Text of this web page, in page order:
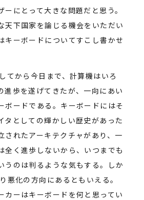
にとって大きな問題だと思う。
天下国家を論じる機会をいただい
キーボードについてすこし書かせ
てから今日まで、計算機はいろ
進歩を遂げてきたが、一向にあい
ボードである。キーボードにはそ
タとしての輝かしい歴史があった
されたアーキテクチャがあり、一
全く進歩しないから、いつまでも
うのは判るような気もする。しか
悪化の方向にあるともいえる。
カーはキーボードを何と思ってい